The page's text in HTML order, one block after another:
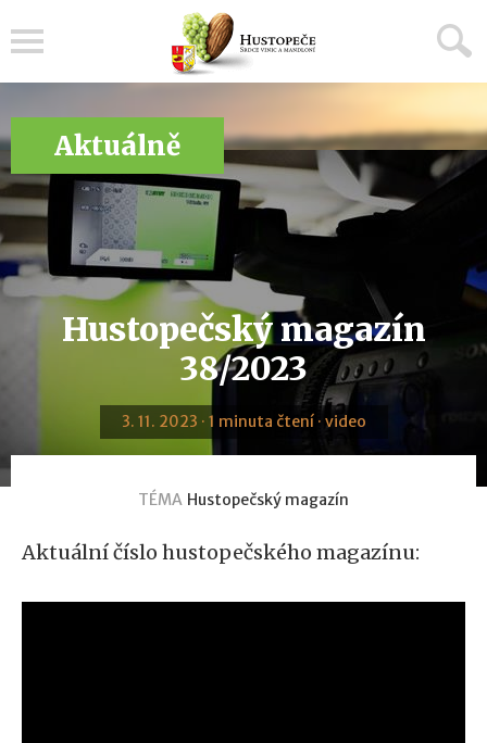
Aktuálně
Hustopečský magazín
38/2023
3. 11. 2023 · 1 minuta čtení · video
TÉMA Hustopečský magazín
Aktuální číslo hustopečského magazínu: